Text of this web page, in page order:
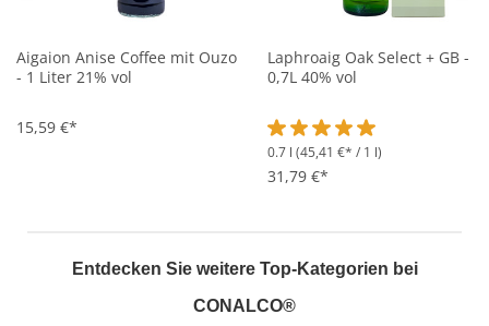
Aigaion Anise Coffee mit Ouzo
- 1 Liter 21% vol
15,59 €*
Laphroaig Oak Select + GB -
0,7L 40% vol
Durchschnittliche
0.7 l (45,41 €* / 1 l)
31,79 €*
Entdecken Sie weitere Top-Kategorien bei
CONALCO®